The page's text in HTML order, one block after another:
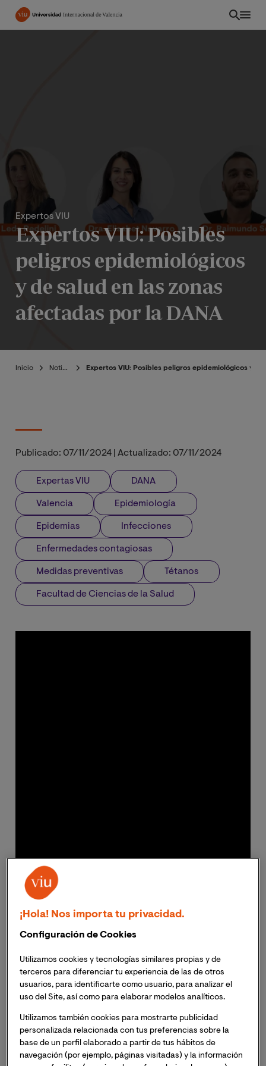
Pasar
EC
Expertos VIU
Expertos VIU: Posibles
peligros epidemiológicos
y de salud en las zonas
afectadas por la DANA
Inicio Noticias Expertos VIU: Posibles peligros epidemiológicos y
Publicado: 07/11/2024 Actualizado: 07/11/2024
Expertas VIU DANA
Valencia Epidemiología
Epidemias Infecciones
Enfermedades contagiosas
Medidas preventivas Tétanos
Facultad de Ciencias de la Salud
Sin duda, una de las grandes preocupaciones en las
zonas afectadas por la reciente DANA, es el potencial
peligro sanitario que pueden generarse en estas. Las
aguas estancadas, el barro y los múltiples daños
unido a la proliferación de informaciones poco veraces
o directamente falsas en diversos canales,
especialmente digitales y redes sociales, para crear un
¡Hola! Nos importa tu privacidad.
Configuración de Cookies
Utilizamos cookies y tecnologías similares propias y de
terceros para diferenciar tu experiencia de las de otros
usuarios, para identificarte como usuario, para analizar el
uso del Site, así como para elaborar modelos analíticos.
Utilizamos también cookies para mostrarte publicidad
personalizada relacionada con tus preferencias sobre la
base de un perfil elaborado a partir de tus hábitos de
navegación (por ejemplo, páginas visitadas) y la información